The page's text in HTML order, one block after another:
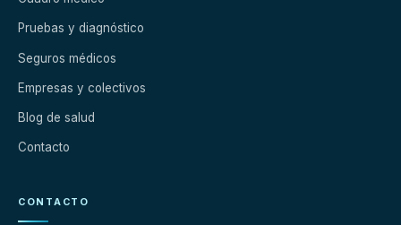
Pruebas y diagnóstico
Seguros médicos
Empresas y colectivos
Blog de salud
Contacto
CONTACTO